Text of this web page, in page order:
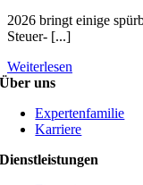
2026 bringt einige
Steuer- [...]
Weiterlesen
Über uns
Expertenfamilie
Karriere
Dienstleistungen